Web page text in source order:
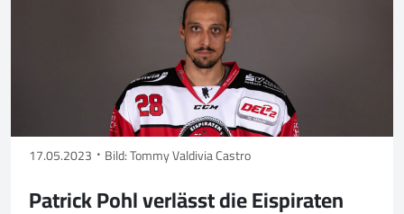
17.05.2023 Bild: Tommy Valdivia Castro
Patrick Pohl verlässt die Eispiraten